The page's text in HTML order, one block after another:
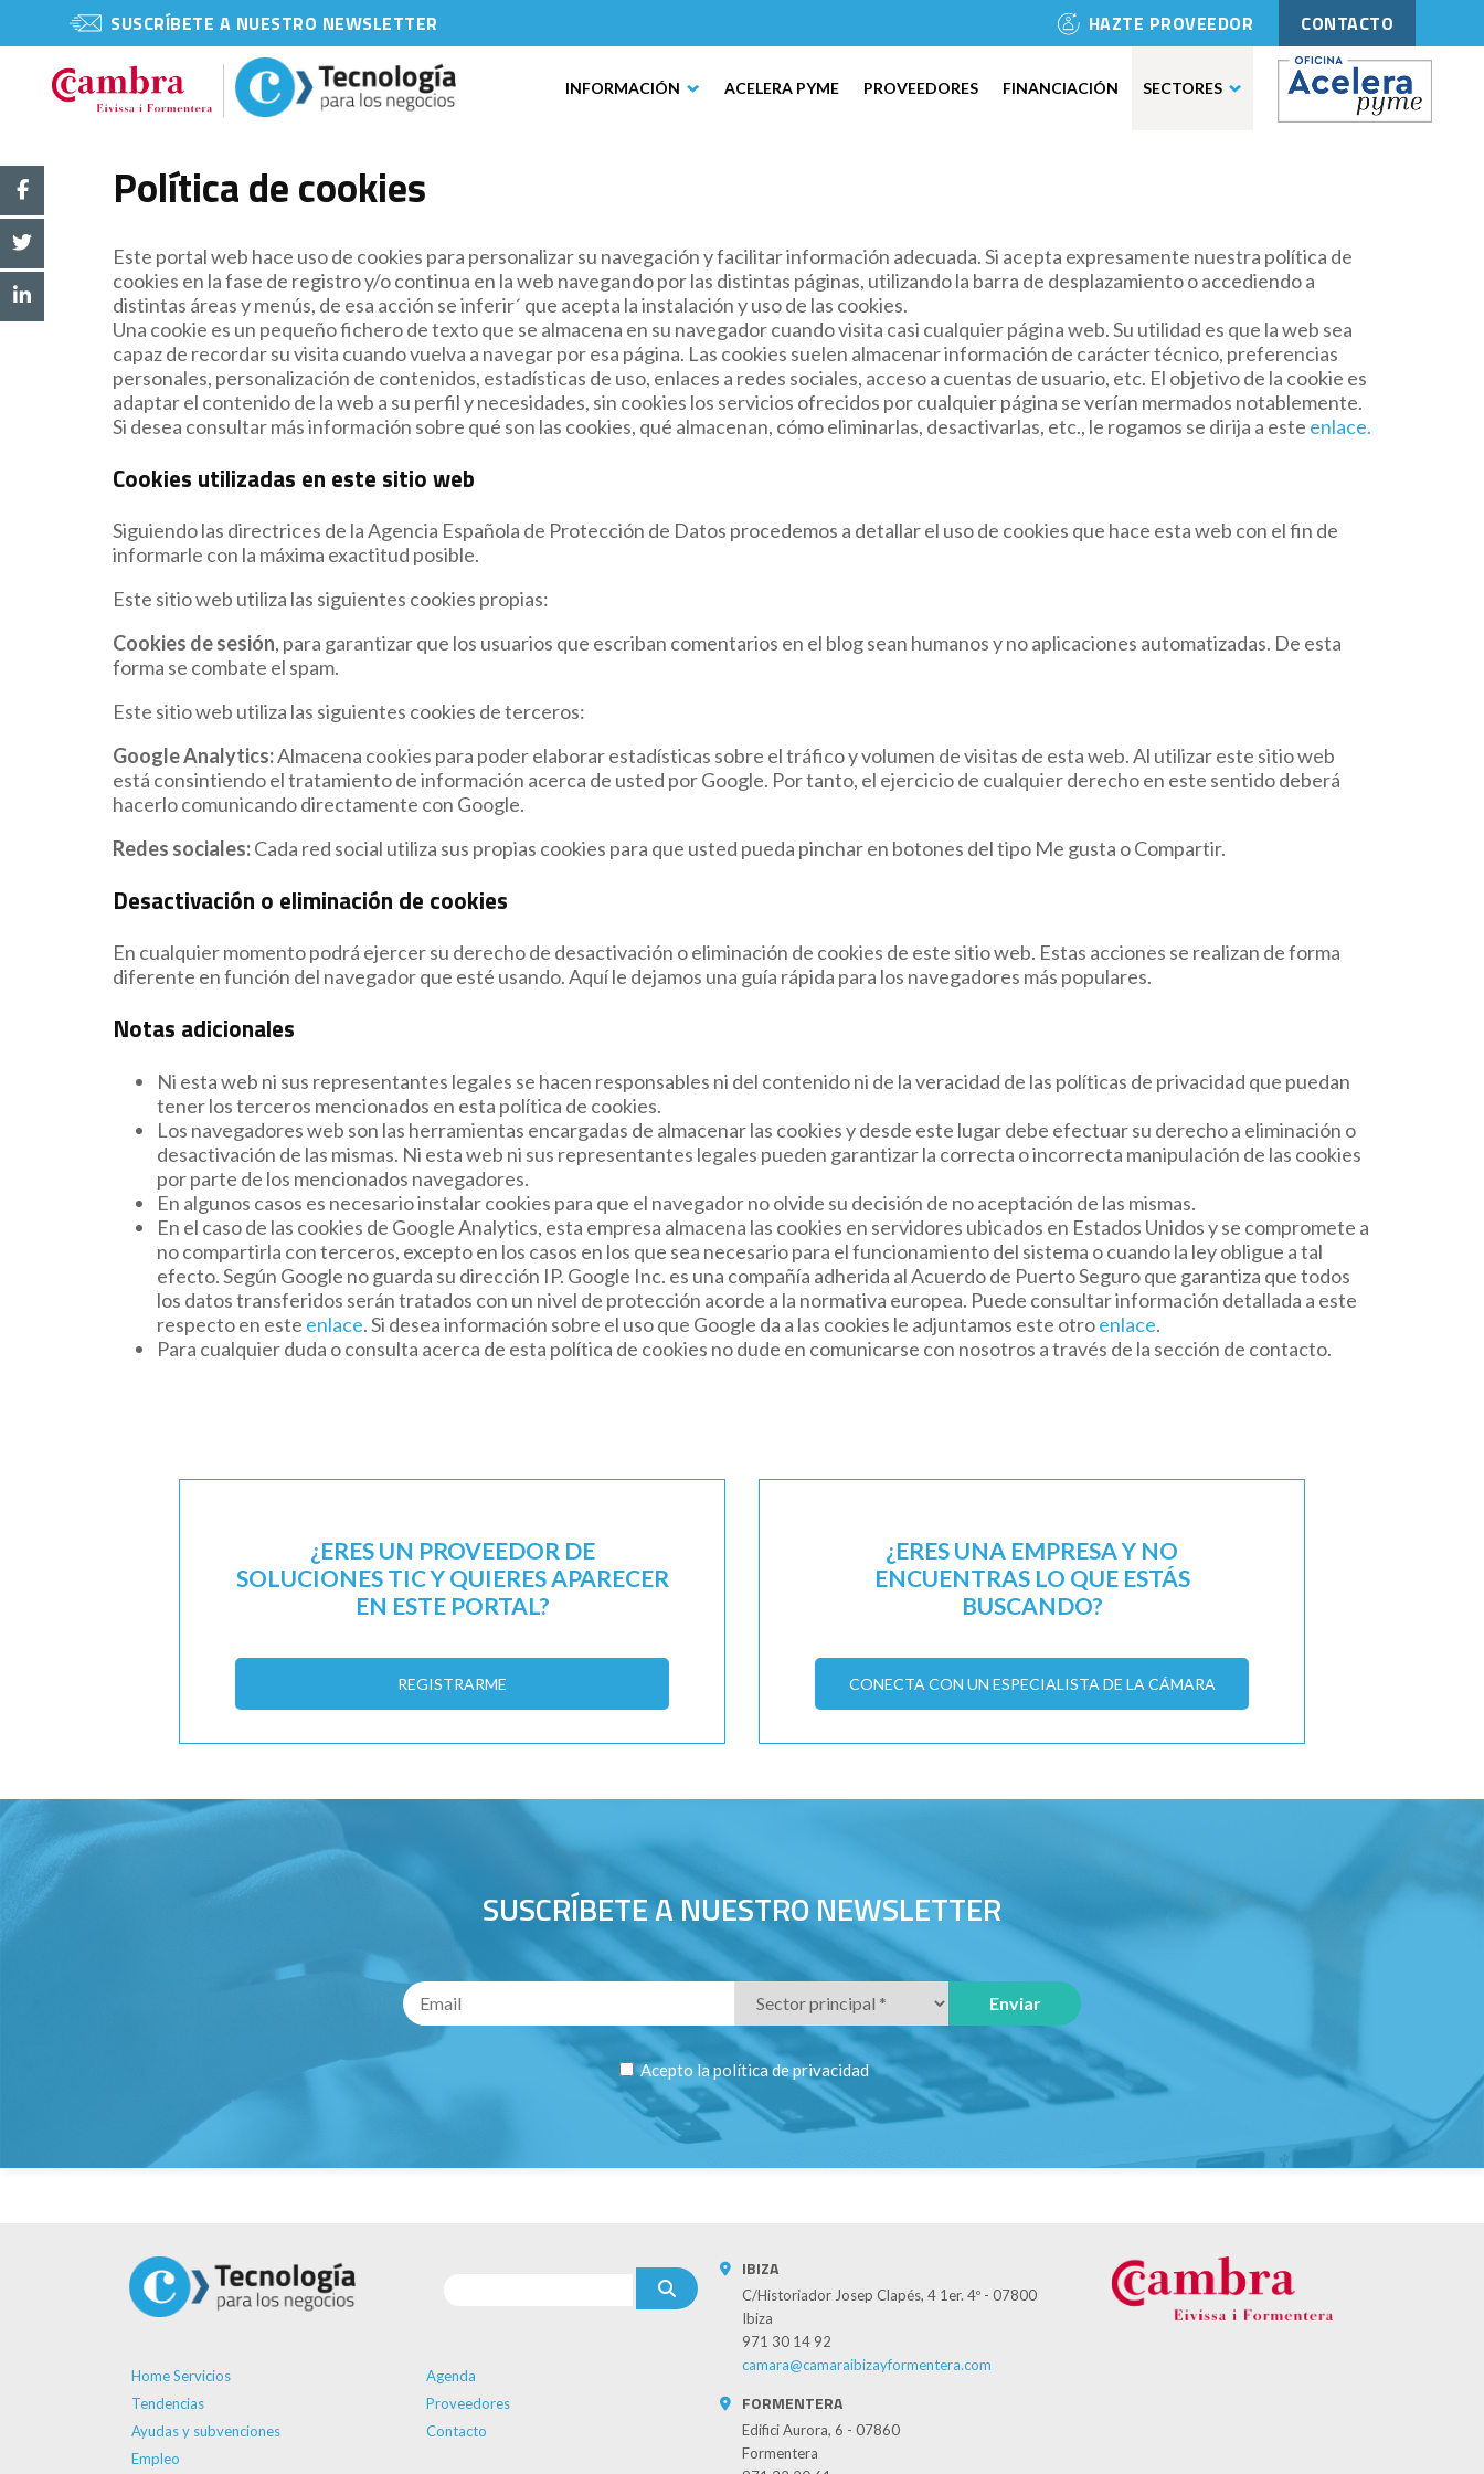
SUSCRÍBETE A NUESTRO NEWSLETTER HAZTE PROVEEDOR CONTACTO
INFORMACIÓN ACELERA PYME PROVEEDORES FINANCIACIÓN SECTORES
Política de cookies
Este portal web hace uso de cookies para personalizar su navegación y facilitar información adecuada. Si acepta expresamente nuestra política de
cookies en la fase de registro y/o continua en la web navegando por las distintas páginas, utilizando la barra de desplazamiento o accediendo a
distintas áreas y menús, de esa acción se inferir´ que acepta la instalación y uso de las cookies.
Una cookie es un pequeño fichero de texto que se almacena en su navegador cuando visita casi cualquier página web. Su utilidad es que la web sea
capaz de recordar su visita cuando vuelva a navegar por esa página. Las cookies suelen almacenar información de carácter técnico, preferencias
personales, personalización de contenidos, estadísticas de uso, enlaces a redes sociales, acceso a cuentas de usuario, etc. El objetivo de la cookie es
adaptar el contenido de la web a su perfil y necesidades, sin cookies los servicios ofrecidos por cualquier página se verían mermados notablemente.
Si desea consultar más información sobre qué son las cookies, qué almacenan, cómo eliminarlas, desactivarlas, etc., le rogamos se dirija a este enlace.
Cookies utilizadas en este sitio web
Siguiendo las directrices de la Agencia Española de Protección de Datos procedemos a detallar el uso de cookies que hace esta web con el fin de
informarle con la máxima exactitud posible.
Este sitio web utiliza las siguientes cookies propias:
Cookies de sesión, para garantizar que los usuarios que escriban comentarios en el blog sean humanos y no aplicaciones automatizadas. De esta
forma se combate el spam.
Este sitio web utiliza las siguientes cookies de terceros:
Google Analytics:Almacena cookies para poder elaborar estadísticas sobre el tráfico y volumen de visitas de esta web. Al utilizar este sitio web
está consintiendo el tratamiento de información acerca de usted por Google. Por tanto, el ejercicio de cualquier derecho en este sentido deberá
hacerlo comunicando directamente con Google.
Redes sociales:Cada red social utiliza sus propias cookies para que usted pueda pinchar en botones del tipo Me gusta o Compartir.
Desactivación o eliminación de cookies
En cualquier momento podrá ejercer su derecho de desactivación o eliminación de cookies de este sitio web. Estas acciones se realizan de forma
diferente en función del navegador que esté usando. Aquí le dejamos una guía rápida para los navegadores más populares.
Notas adicionales
Ni esta web ni sus representantes legales se hacen responsables ni del contenido ni de la veracidad de las políticas de privacidad que puedan
tener los terceros mencionados en esta política de cookies.
Los navegadores web son las herramientas encargadas de almacenar las cookies y desde este lugar debe efectuar su derecho a eliminación o
desactivación de las mismas. Ni esta web ni sus representantes legales pueden garantizar la correcta o incorrecta manipulación de las cookies
por parte de los mencionados navegadores.
En algunos casos es necesario instalar cookies para que el navegador no olvide su decisión de no aceptación de las mismas.
En el caso de las cookies de Google Analytics, esta empresa almacena las cookies en servidores ubicados en Estados Unidos y se compromete a
no compartirla con terceros, excepto en los casos en los que sea necesario para el funcionamiento del sistema o cuando la ley obligue a tal
efecto. Según Google no guarda su dirección IP. Google Inc. es una compañía adherida al Acuerdo de Puerto Seguro que garantiza que todos
los datos transferidos serán tratados con un nivel de protección acorde a la normativa europea. Puede consultar información detallada a este
respecto en este enlace. Si desea información sobre el uso que Google da a las cookies le adjuntamos este otroenlace.
Para cualquier duda o consulta acerca de esta política de cookies no dude en comunicarse con nosotros a través de la sección de contacto.
¿ERES UN PROVEEDOR DE
SOLUCIONES TIC Y QUIERES APARECER
EN ESTE PORTAL?
REGISTRARME
¿ERES UNA EMPRESA Y NO
ENCUENTRAS LO QUE ESTÁS
BUSCANDO?
CONECTA CON UN ESPECIALISTA DE LA CÁMARA
SUSCRÍBETE A NUESTRO NEWSLETTER
Acepto la política de privacidad
Home Servicios
Agenda
Tendencias
Proveedores
Ayudas y subvenciones
Contacto
Empleo
IBIZA
C/Historiador Josep Clapés, 4 1er. 4º - 07800
Ibiza
971 30 14 92
camara@camaraibizayformentera.com
FORMENTERA
Edifici Aurora, 6 - 07860
Formentera